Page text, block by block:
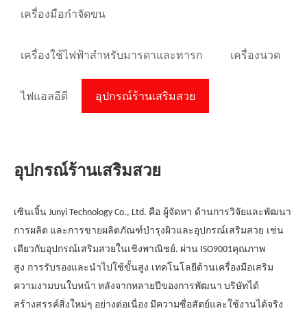
เครื่องมือกำจัดขน
เครื่องใช้ไฟฟ้าสำหรับมารดาและทารก เครื่องนวด
ไฟแอลอีดี อุปกรณ์ร้านเสริมสวย
อุปกรณ์ร้านเสริมสวย
เซินเจิ้น Junyi Technology Co., Ltd. คือ ผู้จัดหา ด้านการวิจัยและพัฒนา
การผลิต และการขายผลิตภัณฑ์บำรุงผิวและอุปกรณ์เสริมสวย เช่น
เดียวกับอุปกรณ์เสริมสวยในเชิงพาณิชย์. ผ่าน ISO9001คุณภาพ
สูง การรับรองและนำไปใช้ขั้นสูง เทคโนโลยีด้านเครื่องมือเสริม
ความงามบนใบหน้า หลังจากหลายปีของการพัฒนา บริษัทได้
สร้างสรรค์สิ่งใหม่ๆ อย่างต่อเนื่อง มีความซื่อสัตย์และใช้งานได้จริง